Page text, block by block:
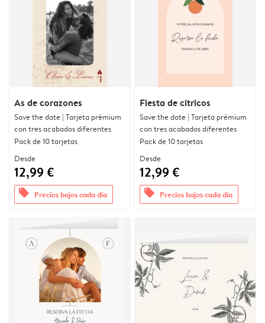
As de corazones
Save the date | Tarjeta prémium
con tres acabados diferentes
Pack de 10 tarjetas
Desde
12,99 €
offers Precios bajos cada día
Fiesta de cítricos
Save the date | Tarjeta prémium
con tres acabados diferentes
Pack de 10 tarjetas
Desde
12,99 €
offers Precios bajos cada día